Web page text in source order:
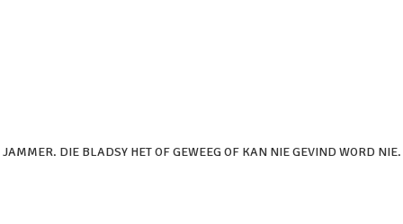
JAMMER. DIE BLADSY HET OF GEWEEG OF KAN NIE GEVIND WORD NIE.